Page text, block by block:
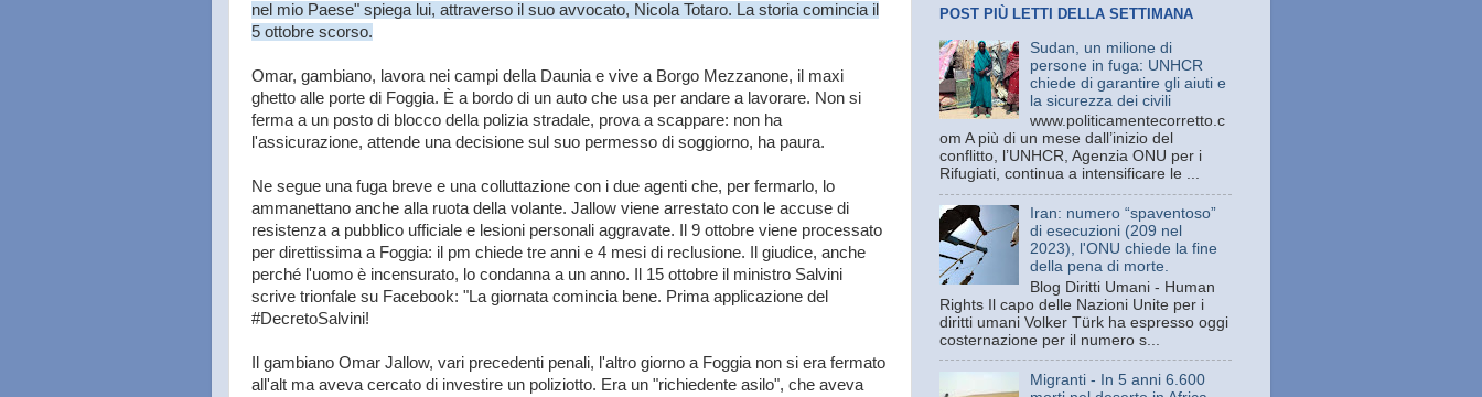
nel mio Paese" spiega lui, attraverso il suo avvocato, Nicola Totaro. La storia comincia il
5 ottobre scorso.
Omar, gambiano, lavora nei campi della Daunia e vive a Borgo Mezzanone, il maxi
ghetto alle porte di Foggia. È a bordo di un auto che usa per andare a lavorare. Non si
ferma a un posto di blocco della polizia stradale, prova a scappare: non ha
l'assicurazione, attende una decisione sul suo permesso di soggiorno, ha paura.
Ne segue una fuga breve e una colluttazione con i due agenti che, per fermarlo, lo
ammanettano anche alla ruota della volante. Jallow viene arrestato con le accuse di
resistenza a pubblico ufficiale e lesioni personali aggravate. Il 9 ottobre viene processato
per direttissima a Foggia: il pm chiede tre anni e 4 mesi di reclusione. Il giudice, anche
perché l'uomo è incensurato, lo condanna a un anno. Il 15 ottobre il ministro Salvini
scrive trionfale su Facebook: "La giornata comincia bene. Prima applicazione del
#DecretoSalvini!
Il gambiano Omar Jallow, vari precedenti penali, l'altro giorno a Foggia non si era fermato
all'alt ma aveva cercato di investire un poliziotto. Era un "richiedente asilo", che aveva
POST PIÙ LETTI DELLA SETTIMANA
Sudan, un milione di
persone in fuga: UNHCR
chiede di garantire gli aiuti e
la sicurezza dei civili
www.politicamentecorretto.c
om A più di un mese dall’inizio del
conflitto, l’UNHCR, Agenzia ONU per i
Rifugiati, continua a intensificare le ...
Iran: numero “spaventoso”
di esecuzioni (209 nel
2023), l'ONU chiede la fine
della pena di morte.
Blog Diritti Umani - Human
Rights Il capo delle Nazioni Unite per i
diritti umani Volker Türk ha espresso oggi
costernazione per il numero s...
Migranti - In 5 anni 6.600